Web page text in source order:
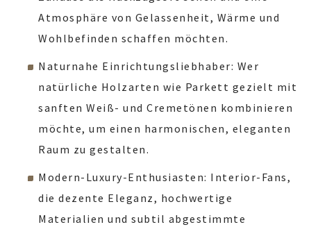
Atmosphäre von Gelassenheit, Wärme und
Wohlbefinden schaffen möchten.
Naturnahe Einrichtungsliebhaber: Wer
natürliche Holzarten wie Parkett gezielt mit
sanften Weiß- und Cremetönen kombinieren
möchte, um einen harmonischen, eleganten
Raum zu gestalten.
Modern-Luxury-Enthusiasten: Interior-Fans,
die dezente Eleganz, hochwertige
Materialien und subtil abgestimmte